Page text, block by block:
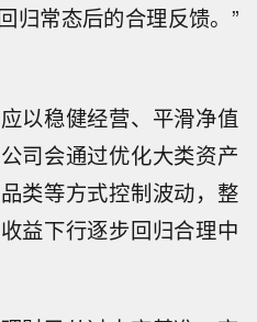
归常态后的合理反馈。”
以稳健经营、平滑净值
司会通过优化大类资产
类等方式控制波动，整
益下行逐步回归合理中